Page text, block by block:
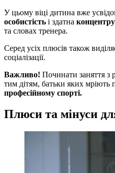
У цьому віці дитина вже
особистість і здатна
та словах тренера.
Серед усіх плюсів також
соціалізації.
Важливо! Починати заняття з
тим дітям, батьки яких мріють
професійному спорті.
Плюси та мінуси